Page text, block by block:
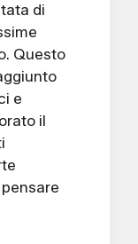
di
Questo
e
il